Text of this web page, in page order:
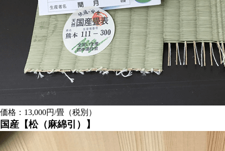
価格：13,000円/畳（税別）
国産【松（麻綿引）】